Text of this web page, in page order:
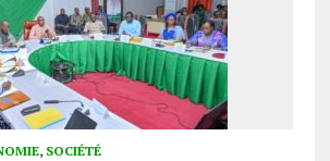
, SOCIÉTÉ